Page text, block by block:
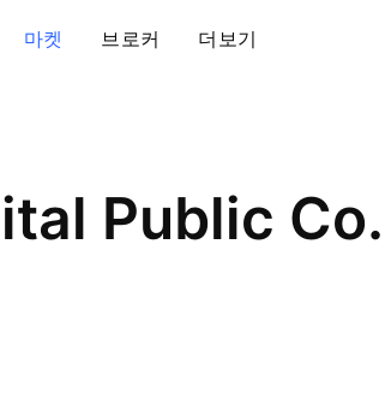
마켓 브로커 더보기
Public